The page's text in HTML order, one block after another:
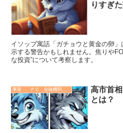
りすぎ
イソップ寓話「ガチョウと黄金の卵
示する警告かもしれません。焦りや
な投資”について考察します。
高市首
とは？